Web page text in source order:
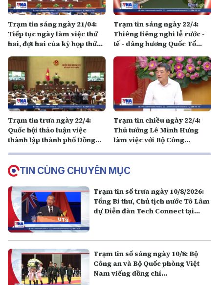
Trạm tin sáng ngày 21/04:
Tiếp tục ngày làm việc thứ
hai, đợt hai của kỳ họp thứ
Trạm tin sáng ngày 22/4:
Thiêng liêng nghi lễ rước -
tế - dâng hương Quốc Tổ
Trạm tin trưa ngày 22/4:
Quốc hội thảo luận việc
thành lập thành phố Đồng
Trạm tin chiều ngày 22/4:
Thủ tướng Lê Minh Hưng
làm việc với Bộ Công
TIN CÙNG CHUYÊN MỤC
Trạm tin số trưa ngày 10/8/2026:
Tổng Bí thư, Chủ tịch nước Tô Lâm
dự Diễn đàn Tech Connect tại
Trạm tin số sáng ngày 10/8: Bộ
Công an và Bộ Quốc phòng Việt
Nam viếng đồng chí